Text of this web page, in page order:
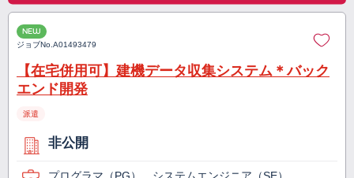
NEW
ジョブNo.A01493479
【在宅併用可】建機データ収集システム＊バック
エンド開発
派遣
非公開